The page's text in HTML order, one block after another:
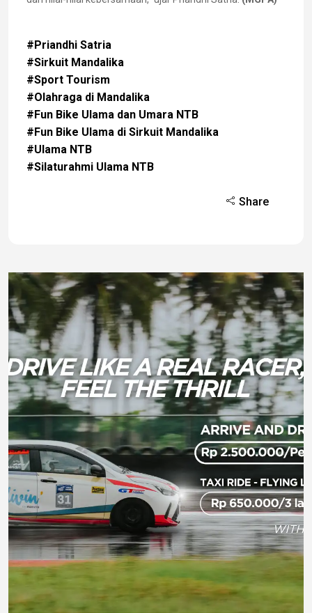
#Priandhi Satria
#Sirkuit Mandalika
#Sport Tourism
#Olahraga di Mandalika
#Fun Bike Ulama dan Umara NTB
#Fun Bike Ulama di Sirkuit Mandalika
#Ulama NTB
#Silaturahmi Ulama NTB
Share